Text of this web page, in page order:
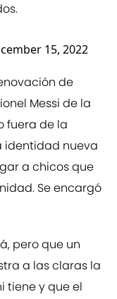
15, 2022
de
Messi de la
fuera de la
identidad nueva
a chicos que
Se encargó
pero que un
a las claras la
tiene y que el